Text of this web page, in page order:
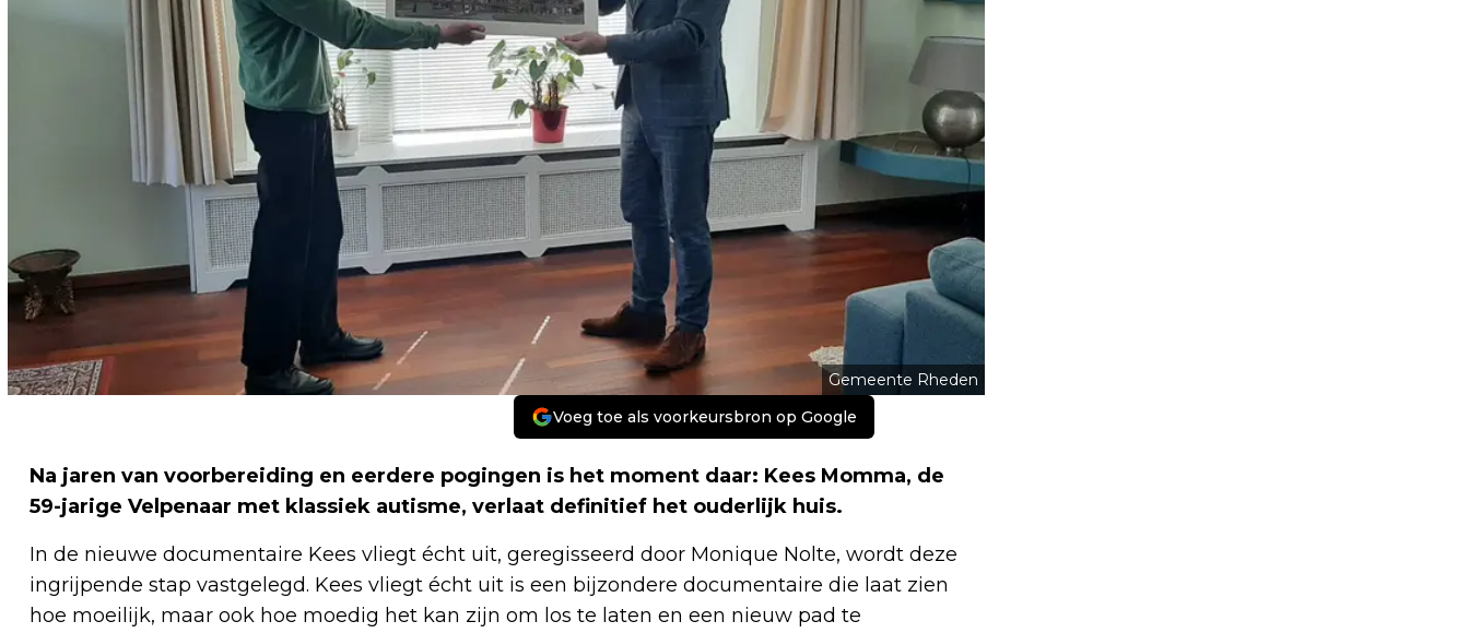
Gemeente Rheden
Voeg toe als voorkeursbron op Google
Na jaren van voorbereiding en eerdere pogingen is het moment daar: Kees Momma, de
59-jarige Velpenaar met klassiek autisme, verlaat definitief het ouderlijk huis.
In de nieuwe documentaire Kees vliegt écht uit, geregisseerd door Monique Nolte, wordt deze
ingrijpende stap vastgelegd. Kees vliegt écht uit is een bijzondere documentaire die laat zien
hoe moeilijk, maar ook hoe moedig het kan zijn om los te laten en een nieuw pad te